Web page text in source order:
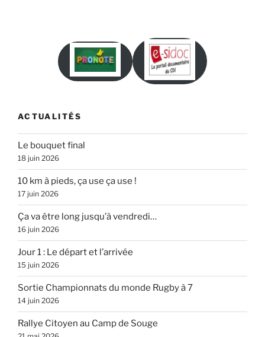
ACTUALITÉS
Le bouquet final
18 juin 2026
10 km à pieds, ça use ça use !
17 juin 2026
Ça va être long jusqu’à vendredi…
16 juin 2026
Jour 1 : Le départ et l’arrivée
15 juin 2026
Sortie Championnats du monde Rugby à 7
14 juin 2026
Rallye Citoyen au Camp de Souge